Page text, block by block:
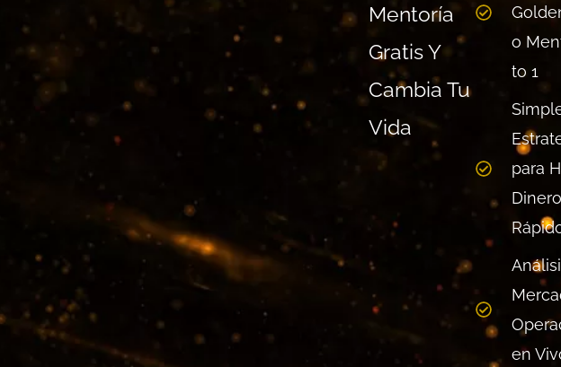
Mentoría
Gratis Y
Cambia Tu
Vida
o
to 1
para
Dinero
en